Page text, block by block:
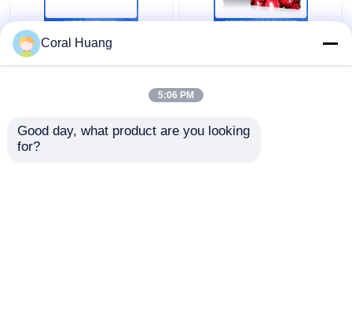
छोटे पिक्सेल एलईडी डिस्प्ले
P1.86 फाइन पिक्सेल पिच
Coral Huang
5:06 PM
Good day, what product are you looking
for?